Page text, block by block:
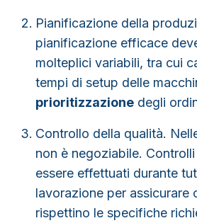
Pianificazione della
pianificazione efficace
molteplici variabili, tra cui
tempi di setup delle
prioritizzazione degli
Controllo della qualità.
non è negoziabile.
essere effettuati durante
lavorazione per assicurare
rispettino le specifiche